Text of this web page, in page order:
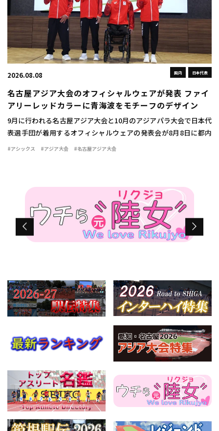
国内 日本代表
2026.08.08
名古屋アジア大会のオフィシャルウェアが発表 ファイ
アリーレッドカラーに青海波をモチーフのデザイン
9月に行われる名古屋アジア大会と10月のアジアパラ大会で日本代
表選手団が着用するオフィシャルウェアの発表会が8月8日に都内
で行われた。 ウェアは情熱を燃え立つような赤い炎を示す「ファ
#アシックス #アジア大会 #名古屋アジア大会